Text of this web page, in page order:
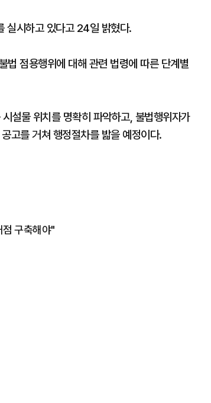
실시하고 있다고 24일 밝혔다.
법 점용행위에 대해 관련 법령에 따른 단계별
설물 위치를 명확히 파악하고, 불법행위자가
고를 거쳐 행정절차를 밟을 예정이다.
점 구축해야"